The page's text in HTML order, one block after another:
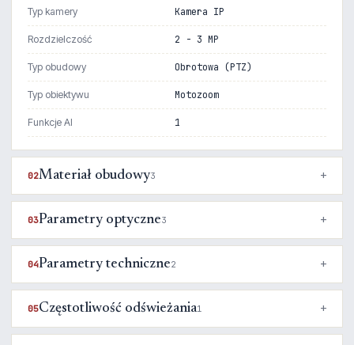
Typ kamery Kamera IP
Rozdzielczość 2 - 3 MP
Typ obudowy Obrotowa (PTZ)
Typ obiektywu Motozoom
Funkcje AI 1
02Materiał obudowy3
03Parametry optyczne3
04Parametry techniczne2
05Częstotliwość odświeżania1